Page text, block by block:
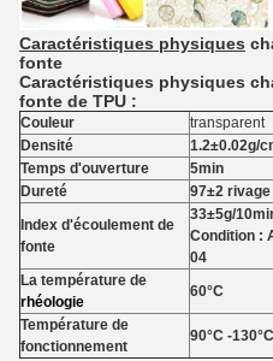
Caractéristiques physiques
fonte
Caractéristiques physiques
fonte de TPU :
Couleur transparent
Densité
1.2±0.02g/
Temps d'ouverture
5min
Dureté
97±2 rivage
Index d'écoulement de
fonte
33±5g/
Condition :
04
La température de
rhéologie
60°C
Température de
fonctionnement
90°C -130°C